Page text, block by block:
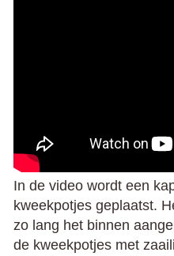
In de video wordt een
kweekpotjes geplaatst.
zo lang het binnen
de kweekpotjes met